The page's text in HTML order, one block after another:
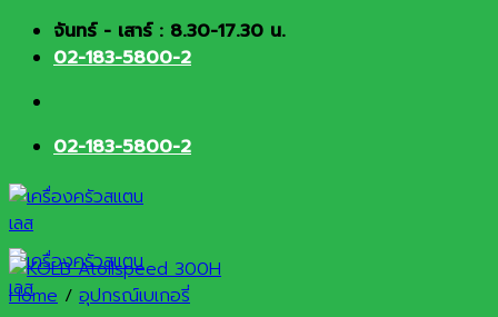
Skip จันทร์ - เสาร์ : 8.30-17.30 น.
02-183-5800-2
02-183-5800-2
Home / อุปกรณ์เบเกอรี่